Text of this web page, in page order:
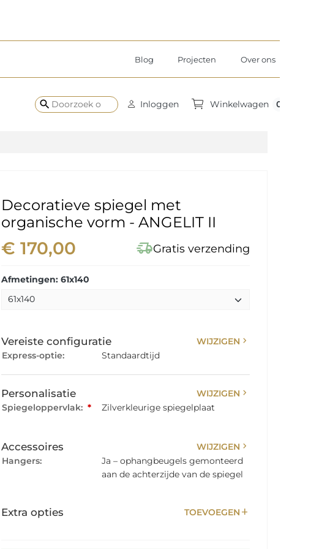
Blog Projecten Over ons
search Inloggen Winkelwagen 0
Decoratieve spiegel met
organische vorm - ANGELIT II
€ 170,00 delivery_truck_speedGratis verzending
Afmetingen: 61x140
Vereiste configuratie WIJZIGEN chevron_right
Express-optie: Standaardtijd
Personalisatie WIJZIGEN chevron_right
Spiegeloppervlak: * Zilverkleurige spiegelplaat
Accessoires WIJZIGEN chevron_right
Hangers:
Ja – ophangbeugels gemonteerd
aan de achterzijde van de spiegel
Extra opties TOEVOEGEN add